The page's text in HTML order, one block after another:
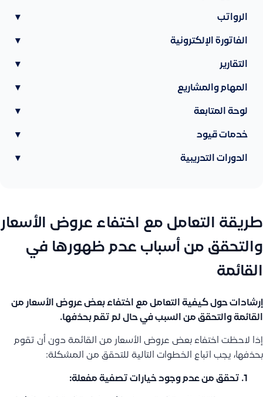
الرواتب ▾
الفاتورة الإلكترونية ▾
التقارير ▾
المهام والمشاريع ▾
لوحة المتابعة ▾
خدمات قيود ▾
الدورات التدريبية ▾
طريقة التعامل مع اختفاء عروض الأسعار
والتحقق من أسباب عدم ظهورها في
القائمة
إرشادات حول كيفية التعامل مع اختفاء بعض عروض الأسعار من
القائمة والتحقق من السبب في حال لم تقم بحذفها.
إذا لاحظت اختفاء بعض عروض الأسعار من القائمة دون أن تقوم
بحذفها، يجب اتباع الخطوات التالية للتحقق من المشكلة:
تحقق من عدم وجود خيارات تصفية مفعلة: